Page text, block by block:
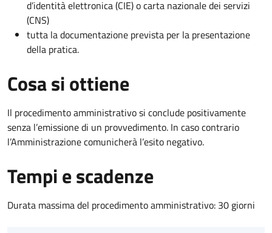
d’identità elettronica (CIE) o carta nazionale dei servizi
(CNS)
tutta la documentazione prevista per la presentazione
della pratica.
Cosa si ottiene
Il procedimento amministrativo si conclude positivamente
senza l’emissione di un provvedimento. In caso contrario
l’Amministrazione comunicherà l’esito negativo.
Tempi e scadenze
Durata massima del procedimento amministrativo: 30 giorni